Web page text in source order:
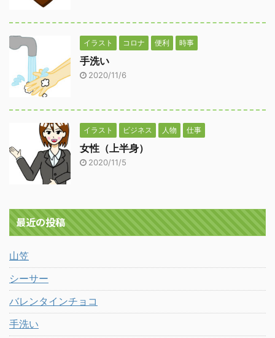
イラスト コロナ 便利 時事
手洗い
2020/11/6
イラスト ビジネス 人物 仕事
女性（上半身）
2020/11/5
最近の投稿
山笠
シーサー
バレンタインチョコ
手洗い